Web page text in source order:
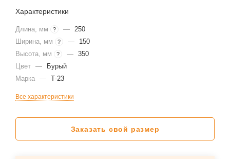
Характеристики
Длина, мм ? — 250
Ширина, мм
? —
150
Высота, мм
? — 350
Цвет —
Бурый
Марка — Т-23
Все характеристики
Заказать свой размер